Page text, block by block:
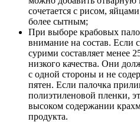
сочетается с рисом,
более сытным;
При выборе крабовых
внимание на состав. Если
сурими составляет менее
низкого качества. Они
с одной стороны и не
пятен. Если палочка
полиэтиленовой пленки,
высоком содержании
продукта.